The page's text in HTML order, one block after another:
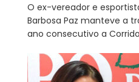
O ex-vereador e
Barbosa Paz manteve a
ano consecutivo a